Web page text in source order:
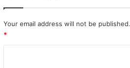
Your email address will not be published.
*